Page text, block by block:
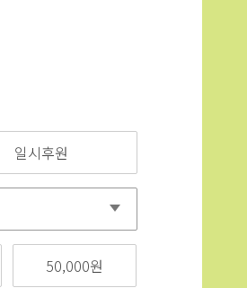
일시후원
50,000원